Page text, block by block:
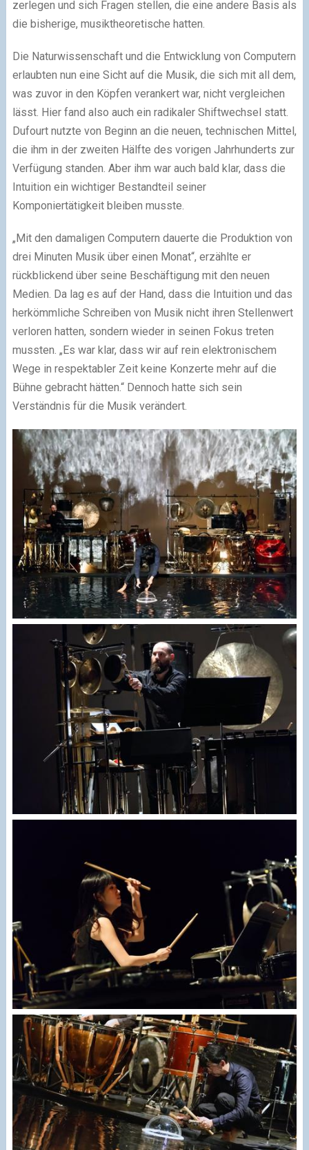
zerlegen und sich Fragen stellen, die eine andere Basis als
die bisherige, musiktheoretische hatten.
Die Naturwissenschaft und die Entwicklung von Computern
erlaubten nun eine Sicht auf die Musik, die sich mit all dem,
was zuvor in den Köpfen verankert war, nicht vergleichen
lässt. Hier fand also auch ein radikaler Shiftwechsel statt.
Dufourt nutzte von Beginn an die neuen, technischen Mittel,
die ihm in der zweiten Hälfte des vorigen Jahrhunderts zur
Verfügung standen. Aber ihm war auch bald klar, dass die
Intuition ein wichtiger Bestandteil seiner
Komponiertätigkeit bleiben musste.
„Mit den damaligen Computern dauerte die Produktion von
drei Minuten Musik über einen Monat“, erzählte er
rückblickend über seine Beschäftigung mit den neuen
Medien. Da lag es auf der Hand, dass die Intuition und das
herkömmliche Schreiben von Musik nicht ihren Stellenwert
verloren hatten, sondern wieder in seinen Fokus treten
mussten. „Es war klar, dass wir auf rein elektronischem
Wege in respektabler Zeit keine Konzerte mehr auf die
Bühne gebracht hätten.“ Dennoch hatte sich sein
Verständnis für die Musik verändert.